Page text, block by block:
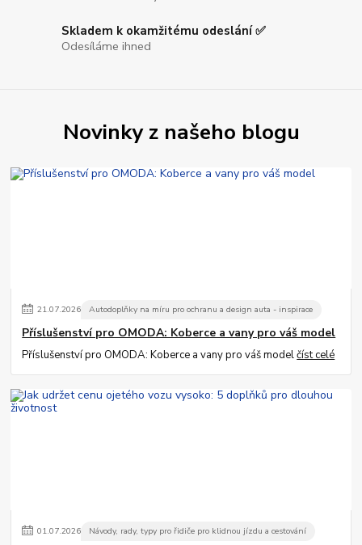
Skladem k okamžitému odeslání ✅
Odesíláme ihned
Novinky z našeho blogu
21.07.2026 Autodoplňky na míru pro ochranu a design auta - inspirace
Příslušenství pro OMODA: Koberce a vany pro váš model
Příslušenství pro OMODA: Koberce a vany pro váš modelčíst celé
01.07.2026 Návody, rady, typy pro řidiče pro klidnou jízdu a cestování